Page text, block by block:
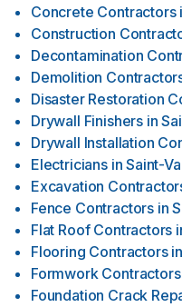
Concrete Contractors
Construction
Decontamination
Demolition
Disaster Restoration
Drywall Finishers in
Drywall Installation
Electricians in Saint-
Excavation
Fence Contractors in
Flat Roof Contractors
Flooring Contractors in
Formwork Contractors
Foundation Crack